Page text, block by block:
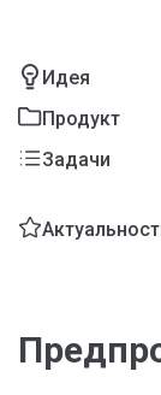
Идея
Продукт
Задачи